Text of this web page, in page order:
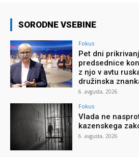
SORODNE VSEBINE
Fokus
Pet dni
predsednice
z njo v avtu
družinska
6. avgusta, 2026
Fokus
Vlada ne
kazenskega
6. avgusta, 2026